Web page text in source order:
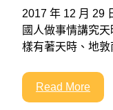
2017 年 12 月 29
國人做事情講究
樣有著天時、地
Read More